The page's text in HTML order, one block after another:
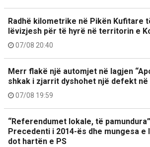
Radhë kilometrike në Pikën Kufitare
lëvizjesh për të hyrë në territorin e
07/08 20:40
Merr flakë një automjet në lagjen
shkak i zjarrit dyshohet një defekt
07/08 19:59
“Referendumet lokale, të
Precedenti i 2014-ës dhe mungesa
dot hartën e PS